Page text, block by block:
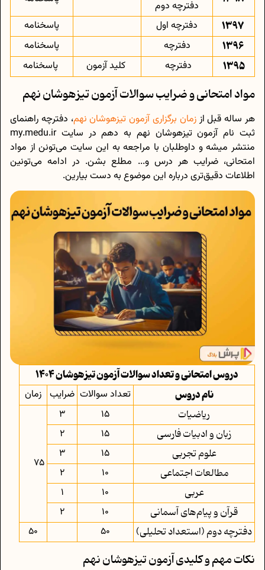
دفترچه دوم
1397 دفترچه اول پاسخنامه
1396 دفترچه پاسخنامه
1395 دفترچه کلید آزمون پاسخنامه
مواد امتحانی و ضرایب سوالات آزمون تیزهوشان نهم
هر ساله قبل اززمان برگزاری آزمون تیزهوشان نهم، دفترچه راهنمای
ثبت نام آزمون تیزهوشان نهم به دهم در سایت my.medu.ir
منتشر میشه و داوطلبان با مراجعه به این سایت می‌تونن از مواد
امتحانی، ضرایب هر درس و... مطلع بشن. در ادامه می‌تونین
اطلاعات دقیق‌تری درباره این موضوع به دست بیارین.
دروس امتحانی و تعداد سوالات آزمون تیزهوشان 1404
نام دروس
تعداد سوالات ضرایب زمان
ریاضیات 15
3
75
زبان و ادبیات فارسی 15
2
علوم تجربی 15
3
مطالعات اجتماعی 10
2
عربی 10
1
قرآن و پیام‌های آسمانی 10
2
دفترچه دوم (استعداد تحلیلی) 50
50
نکات مهم و کلیدی آزمون تیزهوشان نهم